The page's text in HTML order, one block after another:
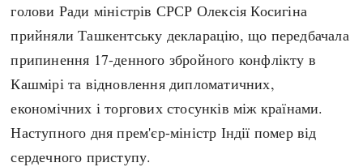
Хронологія
Античні часи
Темні віки
Високе Середньовіччя
Пізнє Середньовіччя
Нова історія
голови Ради міністрів СРСР Олексія Косигіна
прийняли Ташкентську декларацію, що передбачала
припинення 17-денного збройного конфлікту в
Кашмірі та відновлення дипломатичних,
економічних і торгових стосунків між країнами.
Наступного дня прем'єр-міністр Індії помер від
сердечного приступу.